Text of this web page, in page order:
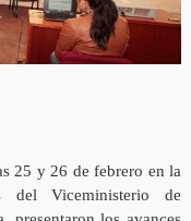
25 y 26 de febrero en la
del Viceministerio de